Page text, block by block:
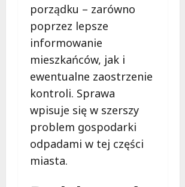
porządku – zarówno
poprzez lepsze
informowanie
mieszkańców, jak i
ewentualne zaostrzenie
kontroli. Sprawa
wpisuje się w szerszy
problem gospodarki
odpadami w tej części
miasta.